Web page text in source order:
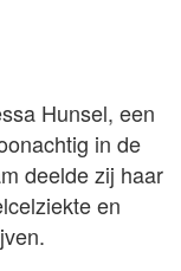
Hunsel, een
in de
deelde zij haar
en